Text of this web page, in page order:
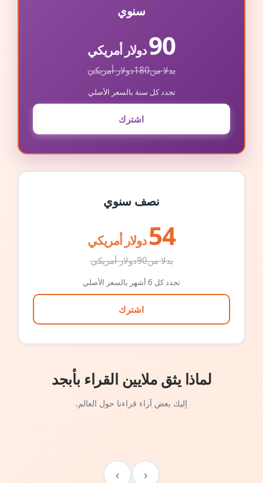
سنوي
90دولار أمريكي
بدلا من180دولار أمريكي
تجدد كل سنة بالسعر الأصلي
اشترك
نصف سنوي
54 دولار أمريكي
بدلا من90دولار أمريكي
تجدد كل 6 أشهر بالسعر الأصلي
اشترك
لماذا يثق ملايين القراء بأبجد
إليك بعض آراء قراءنا حول العالم.
‹
›